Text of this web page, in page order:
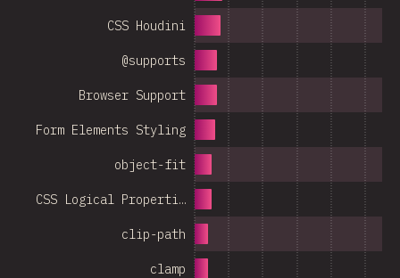
clamp
clip-path
CSS Logical Properti…
object-fit
Form Elements Styling
Browser Support
@supports
CSS Houdini